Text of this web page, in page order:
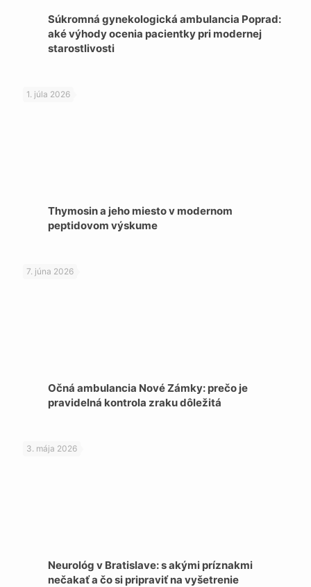
Súkromná gynekologická ambulancia Poprad:
aké výhody ocenia pacientky pri modernej
starostlivosti
1. júla 2026
Thymosin a jeho miesto v modernom
peptidovom výskume
7. júna 2026
Očná ambulancia Nové Zámky: prečo je
pravidelná kontrola zraku dôležitá
3. mája 2026
Neurológ v Bratislave: s akými príznakmi
nečakať a čo si pripraviť na vyšetrenie